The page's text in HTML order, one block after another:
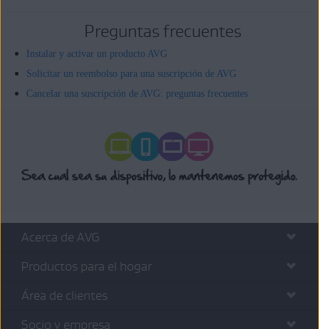
Preguntas frecuentes
Instalar y activar un producto AVG
Solicitar un reembolso para una suscripción de AVG
Cancelar una suscripción de AVG: preguntas frecuentes
Acerca de AVG
Productos para el hogar
Área de clientes
Socio y empresa